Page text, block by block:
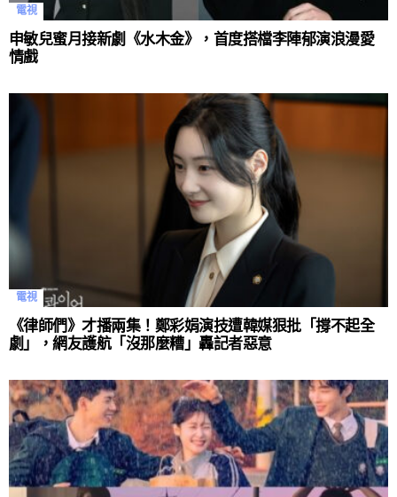
電視
申敏兒蜜月接新劇《水木金》，首度搭檔李陣郁演浪漫愛
情戲
電視
《律師們》才播兩集！鄭彩娟演技遭韓媒狠批「撐不起全
劇」，網友護航「沒那麼糟」轟記者惡意